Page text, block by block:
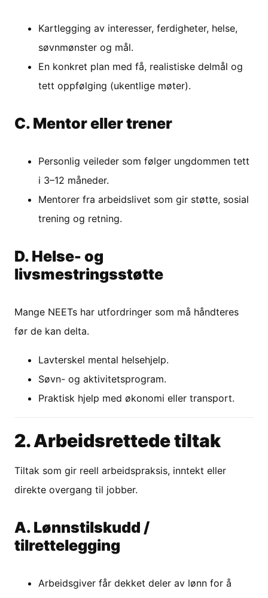
Kartlegging av interesser, ferdigheter, helse,
søvnmønster og mål.
En konkret plan med få, realistiske delmål og
tett oppfølging (ukentlige møter).
C. Mentor eller trener
Personlig veileder som følger ungdommen tett
i 3–12 måneder.
Mentorer fra arbeidslivet som gir støtte, sosial
trening og retning.
D. Helse- og
livsmestringsstøtte
Mange NEETs har utfordringer som må håndteres
før de kan delta.
Lavterskel mental helsehjelp.
Søvn- og aktivitetsprogram.
Praktisk hjelp med økonomi eller transport.
2. Arbeidsrettede tiltak
Tiltak som gir reell arbeidspraksis, inntekt eller
direkte overgang til jobber.
A. Lønnstilskudd /
tilrettelegging
Arbeidsgiver får dekket deler av lønn for å